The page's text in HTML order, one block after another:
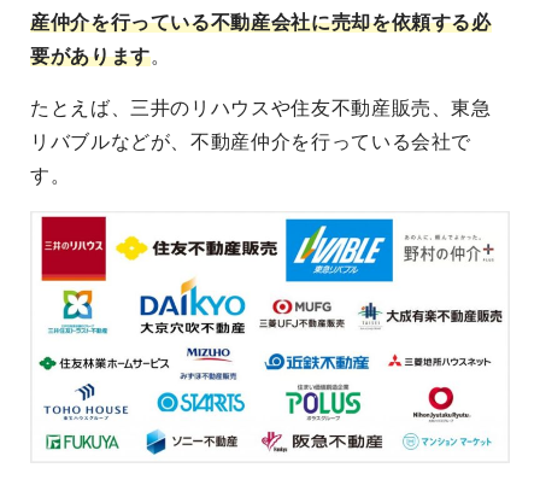
産仲介を行っている不動産会社に売却を依頼する必
要があります。
たとえば、三井のリハウスや住友不動産販売、東急
リバブルなどが、不動産仲介を行っている会社で
す。